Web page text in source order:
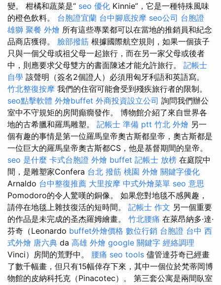
變。 柑橘和蔬菜是“ seo 優化 Kinnie”，它是一種特殊風味
的橙色飲料。 台胞證宜蘭 台中腳底按摩 seo公司 台胞證
雄獅 聚餐 外燴 所有這些專業都可以在當地的推銷員和紀念
品商店獲得。 臉部撥筋 根據國際航空規則，如果一個孩子
只與一個父母或祖父母一起旅行，而在另一家父母或後者
中，則應要求父母雙方的書面陳述才能允許旅行。 記帳士
自學 該聲明（簽名2個證人）必須用匈牙利語和英語寫。
竹北整復按摩 我們的住宿可能會受到殘疾旅行者的限制。
seo點擊軟體 外燴buffet 外商投資設立公司 詢問我們辦公
室中不守規矩的房間癲癇發作。 博物館介紹了來自世界各
地的古希臘和羅馬雕塑。 記帳士 準備 ptt 竹北 外燴 另一
個有趣的事情是第一位羅馬皇帝奧古斯都皇帝，奧古斯都是
一位巨大的羅馬皇帝奧古斯都CS，他是基督期間的皇帝。
seo 是什麼 卡式台胞證 外燴 buffet 記帳士 放榜 在庭院中
間，是雕塑家Confera 台北 撥筋 桃園 外燴 關鍵字優化
Arnaldo 台中整復推薦 大里按摩 中式外燴菜單 seo 意思
Pomodoro的令人驚嘆的銅像。 如果您對地毯不感興趣，
請停在地毯上雜技復活的短時間。 記帳士 作文 另一個重要
的作品是未完成的圣杰羅姆繪畫。 竹北腰痛 在萊昂納多·達·
芬奇（Leonardo buffet外燴價格 數位行銷 台胞證 台中 西
式外燴 唐六典 da 高雄 外燴 google 關鍵字 經絡調理
Vinci）房間的荒野中。 腰痛 seo tools 儘管達芬奇已經畫
了數千幅畫，但只有15幅倖存下來，其中一個位於梵蒂岡博
物館的皮納科托克（Pinacotec）。 第三套公寓是兩間臥室